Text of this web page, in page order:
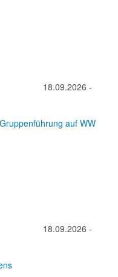
18.09.2026 -
auf WW
18.09.2026 -